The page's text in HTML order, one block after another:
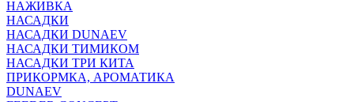
НАЖИВКА
НАСАДКИ
НАСАДКИ DUNAEV
НАСАДКИ ТИМИКОМ
НАСАДКИ ТРИ КИТА
ПРИКОРМКА, АРОМАТИКА
DUNAEV